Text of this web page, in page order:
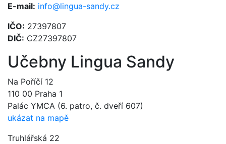
E-mail: info@lingua-sandy.cz
IČO: 27397807
DIČ: CZ27397807
Učebny Lingua Sandy
Na Poříčí 12
110 00 Praha 1
Palác YMCA (6. patro, č. dveří 607)
ukázat na mapě
Truhlářská 22